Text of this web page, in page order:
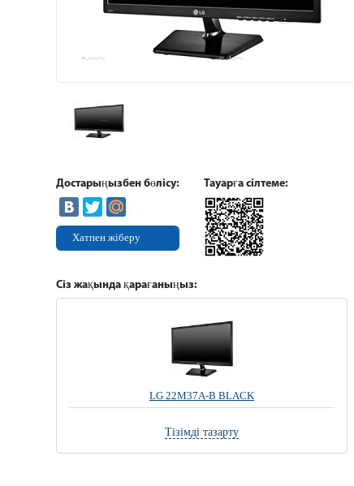
Достарыңызбен бөлісу:
Хатпен жіберу
Тауарға сілтеме:
Сіз жақында қарағаныңыз:
LG 22M37A-B BLACK
Тізімді тазарту